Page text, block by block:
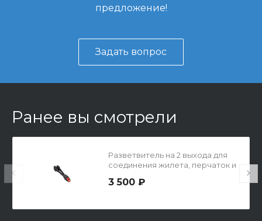
предложение!
Задать вопрос
Ранее вы смотрели
Разветвитель на 2 выхода для
соединения жилета, перчаток и
3 500 ₽